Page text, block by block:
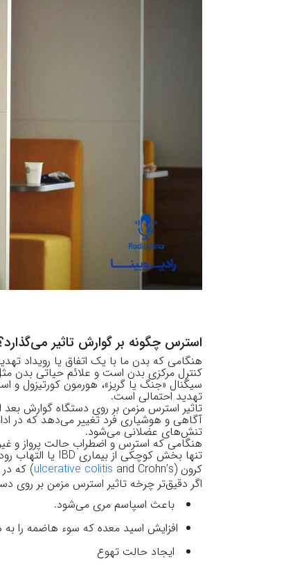
استرس چگونه بر گوارش تاثیر
هنگامی که بدن ما با یک اتفاق یا رویداد
کنترل مرکزی بدن است و علائم حیاتی بدن
سیگنال «جنگ یا گریز»، هورمون کورتیزول و
تهدید احتمالی است.
تاثیر استرس مزمن بر روی دستگاه گوارش
آگاهی و هوشیاری فرد تغییر می‌دهد که در
تنش‌های عضلانی می‌شود.
هنگامی که استرس و اضطراب حالت پرواز و
تنها بخش کوچکی از بیماری IBD یا التهاب
کرون (
ulcerative colitis and Crohn’s
) که
اگر دقیق‌تر چرخه تاثیر استرس مزمن بر روی
باعث اسپاسم مری می‌شود.
افزایش اسید معده که سوء هاضمه را به
ایجاد حالت تهوع